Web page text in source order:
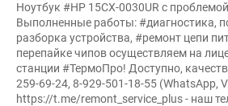
Ноутбук #HP 15CX-0030UR с
Выполненные работы: #диагностика,
разборка устройства, #ремонт цепи
перепайке чипов осуществляем на
станции #ТермоПро! Доступно,
259-69-24, 8-929-501-18-55 (WhatsApp,
https://t.me/remont_service_plus - наш